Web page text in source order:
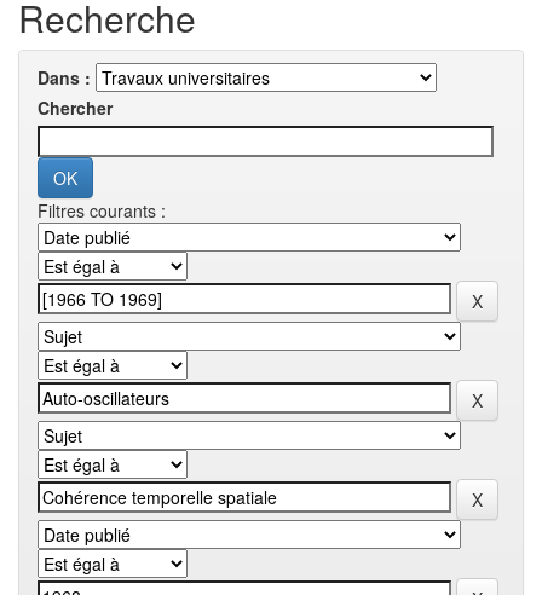
Recherche
Dans :
Chercher
Filtres courants :